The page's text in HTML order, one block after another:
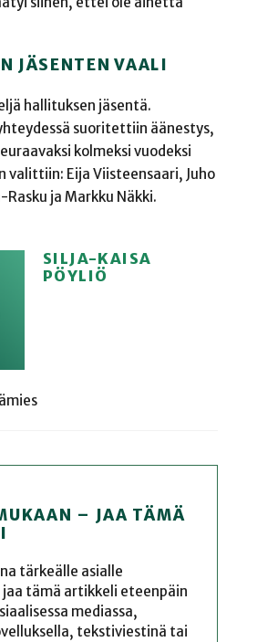
JÄSENTEN VAALI
hallituksen jäsentä.
suoritettiin äänestys,
kolmeksi vuodeksi
valittiin: Eija Viisteensaari, Juho
Rasku ja Markku Näkki.
SILJA-KAISA
PÖYLIÖ
– JAA TÄMÄ
tärkeälle asialle
tämä artikkeli eteenpäin
mediassa,
tekstiviestinä tai